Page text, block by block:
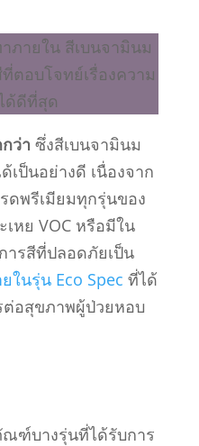
ว่า ซึ่งสีเบนจามินม
ป็นอย่างดี เนื่องจาก
พรีเมียมทุกรุ่นของ
เหย VOC หรือมีใน
ารสีที่ปลอดภัยเป็น
ในรุ่น Eco Spec ที่ได้
ต่อสุขภาพผู้ป่วยหอบ
ฑ์บางรุ่นที่ได้รับการ